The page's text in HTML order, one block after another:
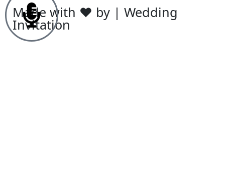
Made with ♥ by | Wedding
Invitation